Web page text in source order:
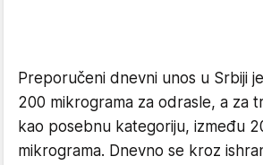
Preporučeni dnevni unos u Srbiji
200 mikrograma za odrasle, a za
kao posebnu kategoriju, između
mikrograma. Dnevno se kroz